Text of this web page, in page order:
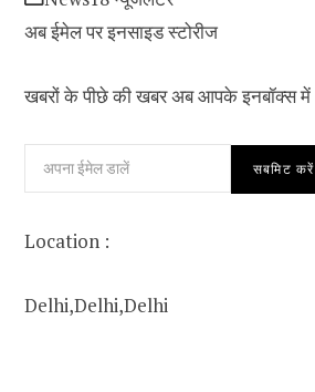
अब ईमेल पर इनसाइड स्‍टोर‍ीज
खबरों के पीछे की खबर अब आपके इनबॉक्‍स में
सबमिट करें
Location :
Delhi,Delhi,Delhi